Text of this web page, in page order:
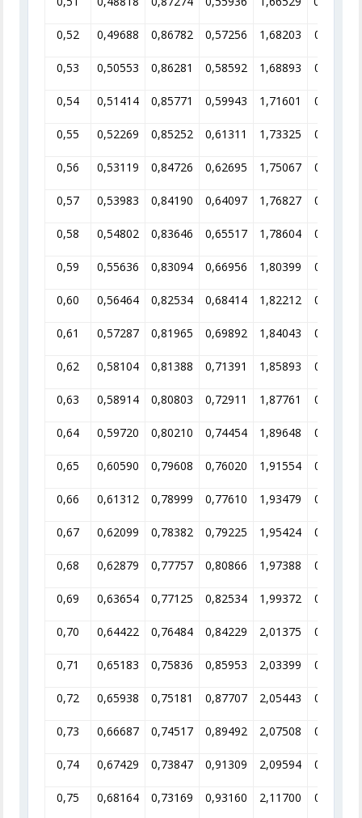
0,52 0,49688 0,86782 0,57256 1,68203 0,59452
0,53 0,50553 0,86281 0,58592 1,68893 0,58860
0,54 0,51414 0,85771 0,59943 1,71601 0,58275
0,55 0,52269 0,85252 0,61311 1,73325 0,57695
0,56 0,53119 0,84726 0,62695 1,75067 0,57121
0,57 0,53983 0,84190 0,64097 1,76827 0,56553
0,58 0,54802 0,83646 0,65517 1,78604 0,55990
0,59 0,55636 0,83094 0,66956 1,80399 0,55433
0,60 0,56464 0,82534 0,68414 1,82212 0,54881
0,61 0,57287 0,81965 0,69892 1,84043 0,54335
0,62 0,58104 0,81388 0,71391 1,85893 0,53794
0,63 0,58914 0,80803 0,72911 1,87761 0,53259
0,64 0,59720 0,80210 0,74454 1,89648 0,52729
0,65 0,60590 0,79608 0,76020 1,91554 0,52205
0,66 0,61312 0,78999 0,77610 1,93479 0,51685
0,67 0,62099 0,78382 0,79225 1,95424 0,51171
0,68 0,62879 0,77757 0,80866 1,97388 0,40662
0,69 0,63654 0,77125 0,82534 1,99372 0,50158
0,70 0,64422 0,76484 0,84229 2,01375 0,49659
0,71 0,65183 0,75836 0,85953 2,03399 0,49164
0,72 0,65938 0,75181 0,87707 2,05443 0,48675
0,73 0,66687 0,74517 0,89492 2,07508 0,48191
0,74 0,67429 0,73847 0,91309 2,09594 0,47711
0,75 0,68164 0,73169 0,93160 2,11700 0,47237